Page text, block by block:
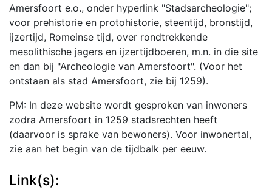
Amersfoort e.o., onder hyperlink "Stadsarcheologie";
voor prehistorie en protohistorie, steentijd, bronstijd,
ijzertijd, Romeinse tijd, over rondtrekkende
mesolithische jagers en ijzertijdboeren, m.n. in die site
en dan bij "Archeologie van Amersfoort". (Voor het
ontstaan als stad Amersfoort, zie bij 1259).
PM: In deze website wordt gesproken van inwoners
zodra Amersfoort in 1259 stadsrechten heeft
(daarvoor is sprake van bewoners). Voor inwonertal,
zie aan het begin van de tijdbalk per eeuw.
Link(s):